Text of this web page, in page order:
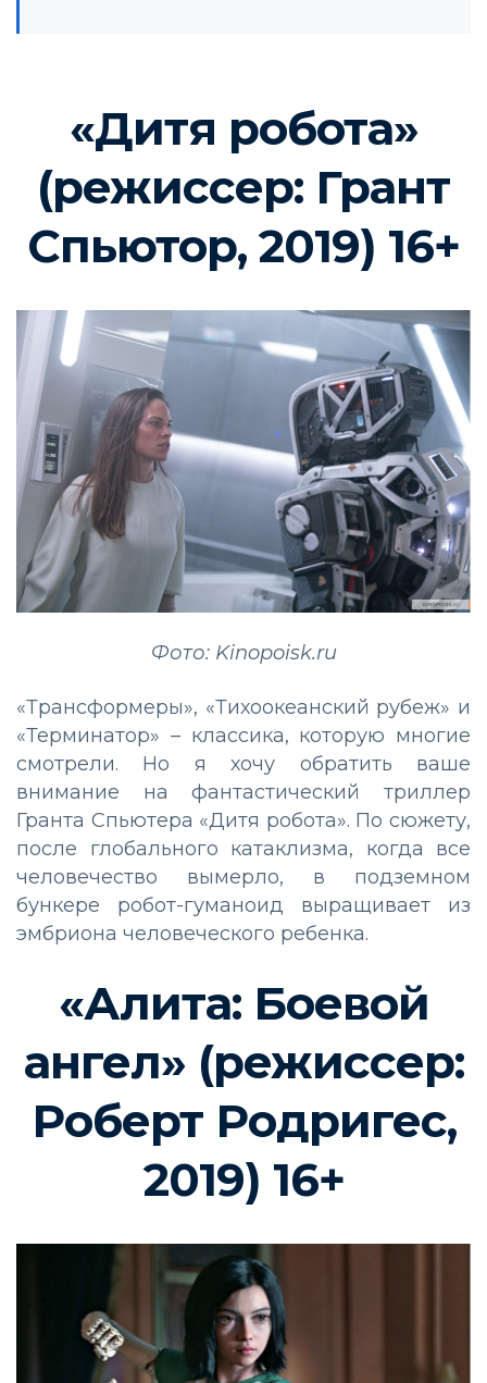
«Дитя робота»
(режиссер: Грант
Спьютор, 2019) 16+
Фото: Kinopoisk.ru
«Трансформеры», «Тихоокеанский рубеж» и
«Терминатор» – классика, которую многие
смотрели. Но я хочу обратить ваше
внимание на фантастический триллер
Гранта Спьютера «Дитя робота». По сюжету,
после глобального катаклизма, когда все
человечество вымерло, в подземном
бункере робот-гуманоид выращивает из
эмбриона человеческого ребенка.
«Алита: Боевой
ангел» (режиссер:
Роберт Родригес,
2019) 16+